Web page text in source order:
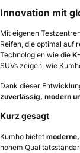
Innovation mit
Mit eigenen
Reifen, die optimal auf
Technologien wie die
SUVs zeigen, wie
Dank dieser
zuverlässig, modern
Kurz gesagt
Kumho bietet
hohem